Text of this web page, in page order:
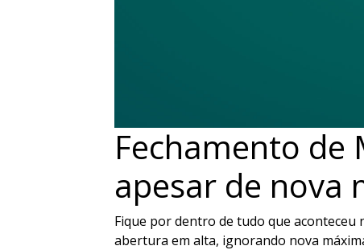
Fechamento de
apesar de nova
Fique por dentro de tudo que aconteceu
abertura em alta, ignorando nova